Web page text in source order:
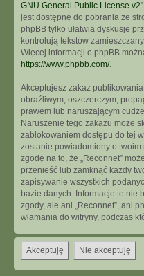
GNU General Public License v2
jest dostępne do pobrania ze
phpBB tylko ułatwia dyskusje
kontrolują tekstów
Więcej informacji o phpBB
https://www.phpbb.com/.
Akceptujesz zakaz
obraźliwym, oszczerczym,
prawem lub naruszającym
Naruszenie tego zakazu może
zablokowaniem dostępu do tej
zostanie powiadomiony o twoim
zgodę na to, że „Reconnet”
przenieść lub zamknąć każdy
zapisywanie wszystkich
bazie danych. Informacje te nie
zgody, ale ani „Reconnet”, ani
włamania do witryny, podczas